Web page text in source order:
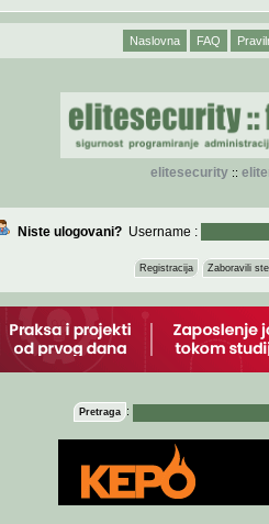
Naslovna FAQ
elitesecurity::
Niste ulogovani?Username :
Registracija Zaboravili
Pretraga :